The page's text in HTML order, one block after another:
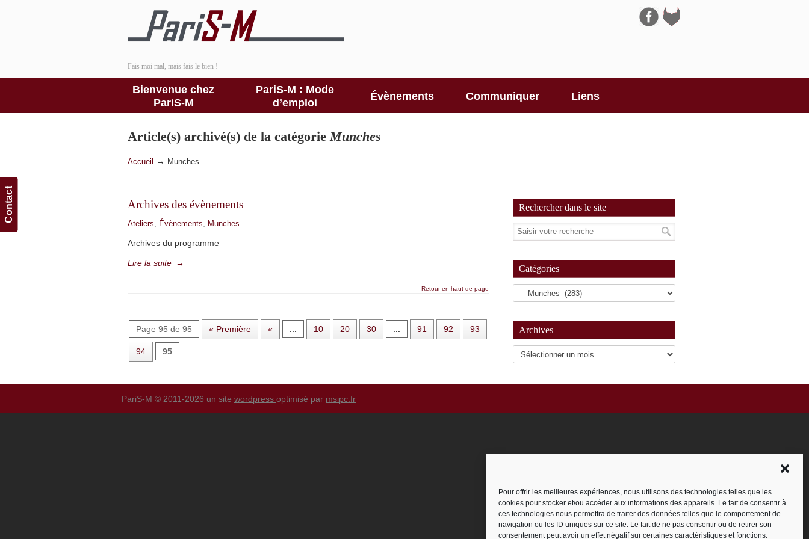
Pour offrir les meilleures expériences, nous utilisons des technologies telles que les
cookies pour stocker et/ou accéder aux informations des appareils. Le fait de consentir à
ces technologies nous permettra de traiter des données telles que le comportement de
navigation ou les ID uniques sur ce site. Le fait de ne pas consentir ou de retirer son
consentement peut avoir un effet négatif sur certaines caractéristiques et fonctions.
Contact
Fais moi mal, mais fais le bien !
Bienvenue chez
PariS-M
PariS-M : Mode
d’emploi
Évènements Communiquer Liens
Navigation
Article(s) archivé(s) de la catégorieMunches
Accueil → Munches
Archives des évènements
Ateliers, Évènements, Munches
Archives du programme
Lire la suite →
Retour en haut de page
Page 95 de 95 « Première « 10 20 30 91 92 93
94 95
Rechercher dans le site
Catégories
Archives
Archives
PariS-M © 2011-2026 un site wordpress optimisé par msipc.fr